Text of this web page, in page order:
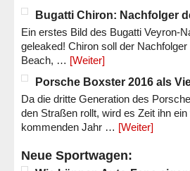
Bugatti Chiron: Nachfolger
Ein erstes Bild des Bugatti Veyron-
geleaked! Chiron soll der
Beach, … [Weiter]
Porsche Boxster 2016 als
Da die dritte Generation des
den Straßen rollt, wird es Zeit ihn
kommenden Jahr … [Weiter]
Neue Sportwagen: